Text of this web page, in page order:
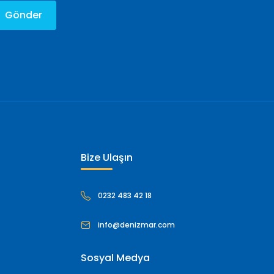
Gönder
Bize Ulaşın
0232 483 42 18
info@denizmar.com
Sosyal Medya